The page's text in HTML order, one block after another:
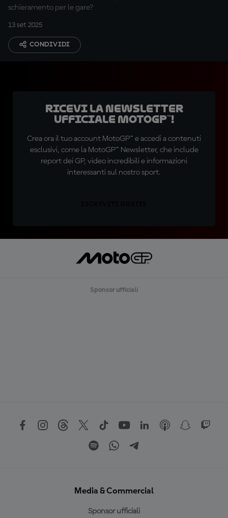
schieramento per le gare?
13 set 2025
CONDIVIDI
Ricevi la newsletter
ufficiale MotoGP™!
Crea ora il tuo account MotoGP™ e accedi a contenuti
esclusivi, come la MotoGP™ Newsletter, che include
report dei GP, video incredibili e informazioni
interessanti sul nostro sport.
Sponsor ufficiali
Media & Commercial
Sponsor ufficiali